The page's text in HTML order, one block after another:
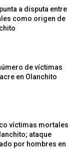
a disputa entre
como origen de
de víctimas
en Olanchito
víctimas mortales
ataque
por hombres en